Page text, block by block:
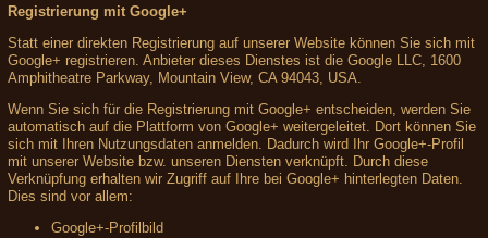
Registrierung mit Google+
Statt einer direkten Registrierung auf unserer Website können Sie sich mit
Google+ registrieren. Anbieter dieses Dienstes ist die Google LLC, 1600
Amphitheatre Parkway, Mountain View, CA 94043, USA.
Wenn Sie sich für die Registrierung mit Google+ entscheiden, werden Sie
automatisch auf die Plattform von Google+ weitergeleitet. Dort können Sie
sich mit Ihren Nutzungsdaten anmelden. Dadurch wird Ihr Google+-Profil
mit unserer Website bzw. unseren Diensten verknüpft. Durch diese
Verknüpfung erhalten wir Zugriff auf Ihre bei Google+ hinterlegten Daten.
Dies sind vor allem:
Google+-Profilbild